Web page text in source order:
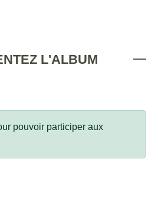
L'ALBUM
pouvoir participer aux